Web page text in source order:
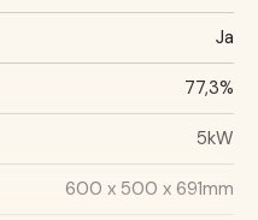
Ja
77,3%
5kW
600 x 500 x 691mm